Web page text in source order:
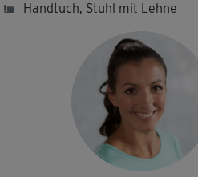
Handtuch, Stuhl mit Lehne